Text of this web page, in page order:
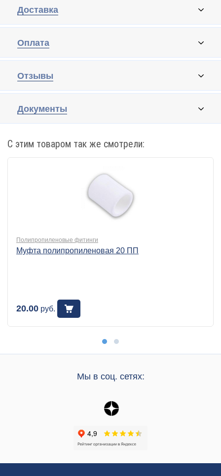
Доставка
Оплата
Отзывы
Документы
С этим товаром так же смотрели:
Полипропиленовые фитинги
Муфта полипропиленовая 20 ПП
20.00 руб.
Мы в соц. сетях: